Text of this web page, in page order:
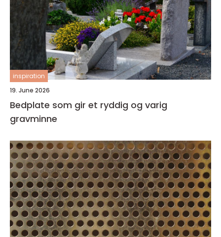
inspiration
19. June 2026
Bedplate som gir et ryddig og varig
gravminne